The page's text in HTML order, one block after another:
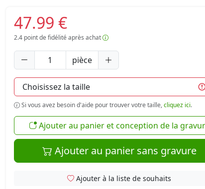
47.99 €
2.4point de fidélité après achat
pièce
Si vous avez besoin d'aide pour trouver votre taille,cliquez ici.
Ajouter au panier et conception de la
Ajouter au panier sans gravure
Ajouter à la liste de souhaits